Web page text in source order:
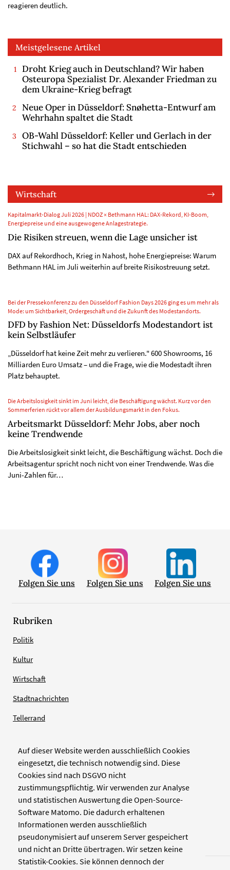
Auf dieser Website werden ausschließlich Cookies
eingesetzt, die technisch notwendig sind. Diese
Cookies sind nach DSGVO nicht
zustimmungspflichtig. Wir verwenden zur Analyse
und statistischen Auswertung die Open-Source-
Software Matomo. Die dadurch erhaltenen
Informationen werden ausschließlich
pseudonymisiert auf unserem Server gespeichert
und nicht an Dritte übertragen. Wir setzen keine
Statistik-Cookies. Sie können dennoch der
reagieren deutlich.
Meistgelesene Artikel
Droht Krieg auch in Deutschland? Wir haben
Osteuropa Spezialist Dr. Alexander Friedman zu
dem Ukraine-Krieg befragt
Neue Oper in Düsseldorf: Snøhetta-Entwurf am
Wehrhahn spaltet die Stadt
OB-Wahl Düsseldorf: Keller und Gerlach in der
Stichwahl – so hat die Stadt entschieden
Wirtschaft
Kapitalmarkt-Dialog Juli 2026 | NDOZ × Bethmann HAL: DAX-Rekord, KI-Boom,
Energiepreise und eine ausgewogene Anlagestrategie.
Die Risiken streuen, wenn die Lage unsicher ist
DAX auf Rekordhoch, Krieg in Nahost, hohe Energiepreise: Warum
Bethmann HAL im Juli weiterhin auf breite Risikostreuung setzt.
Bei der Pressekonferenz zu den Düsseldorf Fashion Days 2026 ging es um mehr als
Mode: um Sichtbarkeit, Ordergeschäft und die Zukunft des Modestandorts.
DFD by Fashion Net: Düsseldorfs Modestandort ist
kein Selbstläufer
„Düsseldorf hat keine Zeit mehr zu verlieren." 600 Showrooms, 16
Milliarden Euro Umsatz – und die Frage, wie die Modestadt ihren
Platz behauptet.
Die Arbeitslosigkeit sinkt im Juni leicht, die Beschäftigung wächst. Kurz vor den
Sommerferien rückt vor allem der Ausbildungsmarkt in den Fokus.
Arbeitsmarkt Düsseldorf: Mehr Jobs, aber noch
keine Trendwende
Die Arbeitslosigkeit sinkt leicht, die Beschäftigung wächst. Doch die
Arbeitsagentur spricht noch nicht von einer Trendwende. Was die
Juni-Zahlen für…
Folgen Sie uns Folgen Sie uns Folgen Sie uns
Rubriken
Politik
Kultur
Wirtschaft
Stadtnachrichten
Tellerrand
Verlag
Zellwerk GmbH & Co KG
Pinienstraße 2
40233 Düsseldorf
www.zellwerk.com